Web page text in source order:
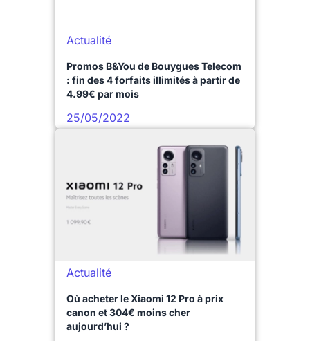
Actualité
Promos B&You de Bouygues Telecom
: fin des 4 forfaits illimités à partir de
4.99€ par mois
25/05/2022
Actualité
Où acheter le Xiaomi 12 Pro à prix
canon et 304€ moins cher
aujourd’hui ?